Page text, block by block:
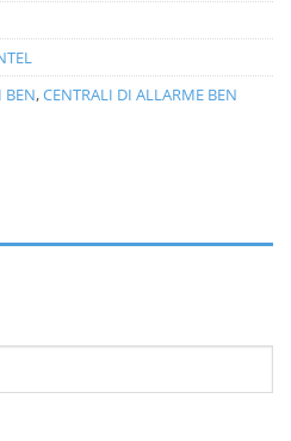
BEN,CENTRALI DI ALLARME BEN